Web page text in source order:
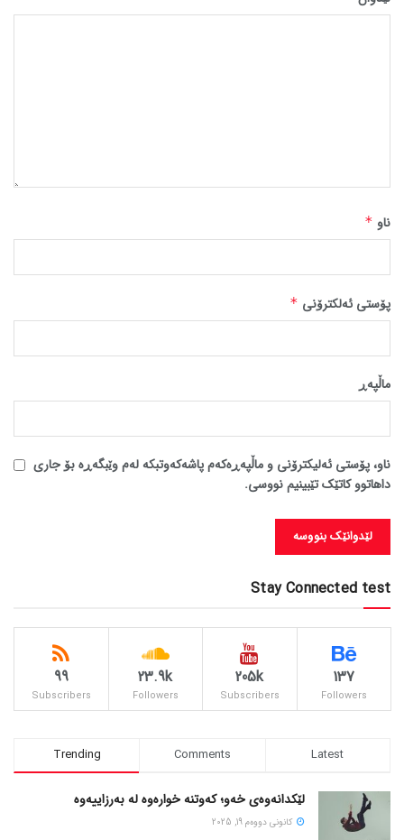
ناو *
پۆستی ئەلکترۆنی *
ماڵپه‌ڕ
ناو، پۆستی ئەلیکترۆنی و ماڵپەڕەکەم پاشەکەوتبکە لەم وێبگەڕە بۆ جاری
داهاتوو کاتێک تێبینیم نووسی.
Stay Connected test
137
Followers
205k
Subscribers
23.9k
Followers
99
Subscribers
Trending Comments Latest
لێکدانەوەی خەو؛ کەوتنە خوارەوە لە بەرزاییەوە
كانونی دووه‌م 19, 2025